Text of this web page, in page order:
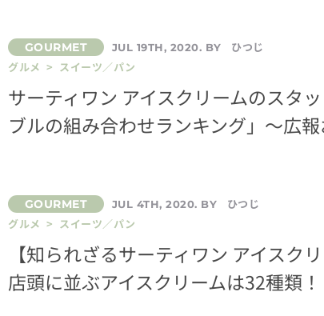
JUL 19TH, 2020. BY
ひつじ
グルメ > スイーツ／パン
サーティワン アイスクリームのスタ
ブルの組み合わせランキング」〜広
JUL 4TH, 2020. BY
ひつじ
グルメ > スイーツ／パン
【知られざるサーティワン アイスク
店頭に並ぶアイスクリームは32種類！